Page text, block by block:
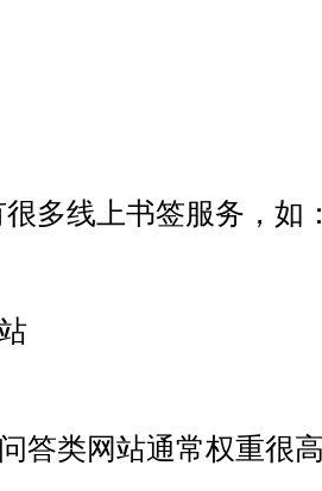
多线上书签服务，
答类网站通常权重很